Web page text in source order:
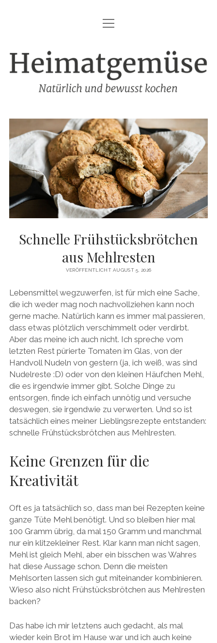
HEIMATGEMÜSE
DAS KOCHBUCH
FOODFOTOGRAFIE
KONTAKT
REZEPTE
IMPRESSUM
DATENSCHUTZ
facebook
pinterestinstagram
amazon
E-
Menü
öffnen
Heimatgemüse
Schnelle Frühstücksbrötchen
aus Mehlresten
VERÖFFENTLICHT AUGUST 5, 2026
Lebensmittel wegzuwerfen, ist für mich eine Sache,
die ich weder mag noch nachvollziehen kann noch
gerne mache. Natürlich kann es immer mal passieren,
dass etwas plötzlich verschimmelt oder verdirbt.
Aber das meine ich auch nicht. Ich spreche vom
letzten Rest pürierte Tomaten im Glas, von der
Handvoll Nudeln von gestern (ja, ich weiß, was sind
Nudelreste :D) oder von den kleinen Häufchen Mehl,
die es irgendwie immer gibt. Solche Dinge zu
entsorgen, finde ich einfach unnötig und versuche
deswegen, sie irgendwie zu verwerten. Und so ist
tatsächlich eines meiner Lieblingsrezepte entstanden:
schnelle Frühstücksbrötchen aus Mehlresten.
Keine Grenzen für die
Kreativität
Oft es ja tatsächlich so, dass man bei Rezepten keine
ganze Tüte Mehl benötigt. Und so bleiben hier mal
100 Gramm übrig, da mal 150 Gramm und manchmal
nur ein klitzekleiner Rest. Klar kann man nicht sagen,
Mehl ist gleich Mehl, aber ein bisschen was Wahres
hat diese Aussage schon. Denn die meisten
Mehlsorten lassen sich gut miteinander kombinieren.
Wieso also nicht Frühstücksbrötchen aus Mehlresten
backen?
Das habe ich mir letztens auch gedacht, als mal
wieder kein Brot im Hause war und ich auch keine